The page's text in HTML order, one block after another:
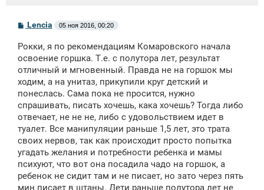
С
б
щ
н
и
Lencia 05 ноя 2016, 00:20
Рокки, я по рекомендациям Комаровского начала
освоение горшка. Т.е. с полутора лет, результат
отличный и мгновенный. Правда не на горшок мы
ходим, а на унитаз, прикупили круг детский и
понеслась. Сама пока не просится, нужно
спрашивать, писать хочешь, кака хочешь? Тогда либо
отвечает, не не не, либо с удовольствием идет в
туалет. Все манипуляции раньше 1,5 лет, это трата
своих нервов, так как происходит просто попытка
угадать желания и потребности ребенка и мамы
психуют, что вот она посадила чадо на горшок, а
ребенок не сидит там и не писает, но зато через пять
мин писает в штаны. Дети раньше полутора лет не